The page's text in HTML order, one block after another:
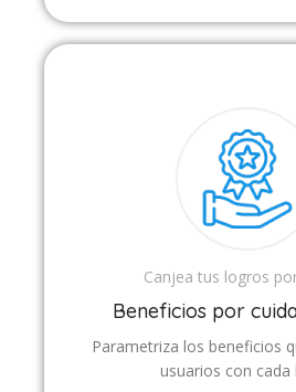
Canjea tus logros
Beneficios por
Parametriza los beneficios
usuarios con cada